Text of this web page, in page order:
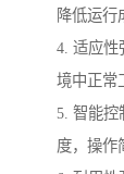
降低运行
4. 适应性
境中正常
5. 智能控
度，操作